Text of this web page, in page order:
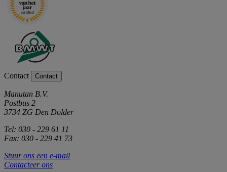
Contact Contact
Manutan B.V.
Postbus 2
3734 ZG Den Dolder
Tel: 030 - 229 61 11
Fax: 030 - 229 41 73
Stuur ons een e-mail
Contacteer ons